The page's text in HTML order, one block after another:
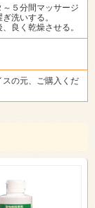
５分間マッサージ
洗いする。
良く乾燥させる。
の元、ご購入くだ